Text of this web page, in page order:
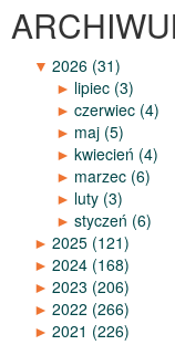
▼ 2026 (31)
► lipiec (3)
► czerwiec (4)
► maj (5)
► kwiecień (4)
► marzec (6)
► luty (3)
► styczeń (6)
► 2025 (121)
► 2024 (168)
► 2023 (206)
► 2022 (266)
► 2021 (226)